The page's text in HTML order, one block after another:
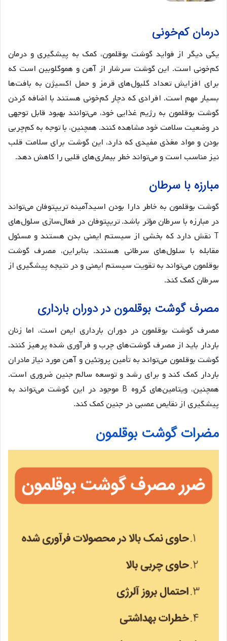
درمان کم‌خونی
یکی دیگر از فواید گوشت بوقلمون، کمک به پیشگیری و درمان
کم‌خونی است. این گوشت سرشار از آهن و هموگلوبین است که
برای افزایش تعداد گلبول‌های قرمز و حمل اکسیژن به بافت‌ها
بسیار مهم است. افرادی که دچار کم‌خونی هستند با اضافه کردن
گوشت بوقلمون به رژیم غذایی خود، می‌توانند بهبود قابل توجهی
در وضعیت سلامت خود مشاهده کنند. همچنین، با توجه به کم‌چربی
بودن و مواد مغذی مفیدی که دارد، این گوشت برای سلامت قلب
نیز مناسب است و می‌تواند خطر بیماری‌های قلبی را کاهش دهد.
مبارزه با سرطان
گوشت بوقلمون به خاطر دارا بودن اسیدآمینه تریپتوفان می‌تواند
در مبارزه با سرطان مؤثر باشد. تریپتوفان در فعال‌سازی سلول‌های
T نقش دارد که بخشی از سیستم ایمنی بدن هستند و مسئول
مقابله با سلول‌های سرطانی هستند. بنابراین، مصرف گوشت
بوقلمون می‌تواند به تقویت سیستم ایمنی و در نتیجه پیشگیری از
سرطان کمک کند.
مصرف گوشت بوقلمون در دوران بارداری
مصرف گوشت بوقلمون در دوران بارداری ایمن است، اما زنان
باردار باید از مصرف گوشت‌های چرب و فرآوری شده پرهیز کنند.
گوشت بوقلمون می‌تواند به تأمین پروتئین و آهن مورد نیاز مادران
باردار کمک کند و برای رشد و توسعه سالم جنین ضروری است.
همچنین، ویتامین‌های گروه B موجود در این گوشت می‌تواند به
پیشگیری از نقایص عصبی در جنین کمک کند.
مضرات گوشت بوقلمون